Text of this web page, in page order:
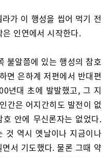
가 이 행성을 씹어 먹기 전
인연에서 시작한다.
불알쯤에 있는 행성의 참호
면 은하계 저편에서 반대편
년대 초에 발발했고, 그 지
간은 어지간히도 발전이 없
안에 무신론자는 없었다.
것 역시 옛날이나 지금이나
서 기도했다. 물론 그때 약